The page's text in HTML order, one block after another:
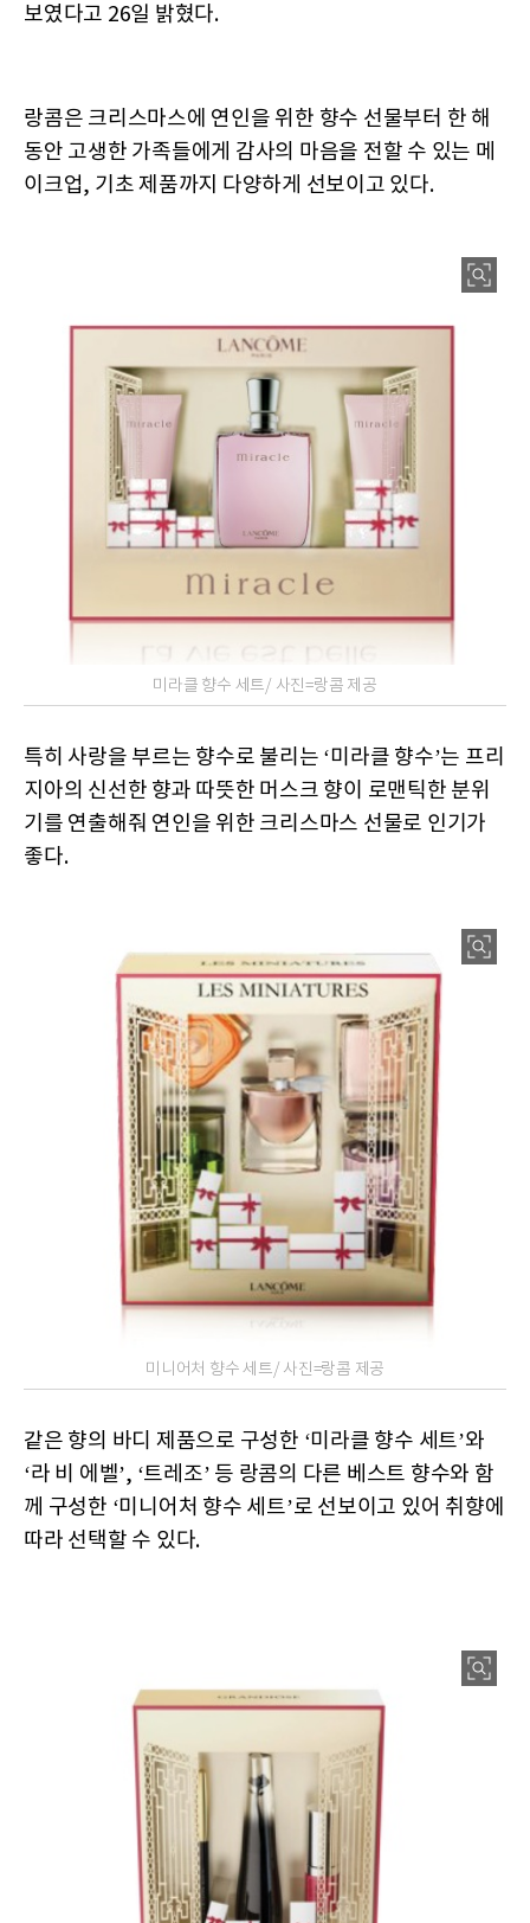
보였다고 26일 밝혔다.
랑콤은 크리스마스에 연인을 위한 향수 선물부터 한 해
동안 고생한 가족들에게 감사의 마음을 전할 수 있는 메
이크업, 기초 제품까지 다양하게 선보이고 있다.
미라클 향수 세트/ 사진=랑콤 제공
특히 사랑을 부르는 향수로 불리는 ‘미라클 향수’는 프리
지아의 신선한 향과 따뜻한 머스크 향이 로맨틱한 분위
기를 연출해줘 연인을 위한 크리스마스 선물로 인기가
좋다.
미니어처 향수 세트/ 사진=랑콤 제공
같은 향의 바디 제품으로 구성한 ‘미라클 향수 세트’와
‘라 비 에벨’, ‘트레조’ 등 랑콤의 다른 베스트 향수와 함
께 구성한 ‘미니어처 향수 세트’로 선보이고 있어 취향에
따라 선택할 수 있다.